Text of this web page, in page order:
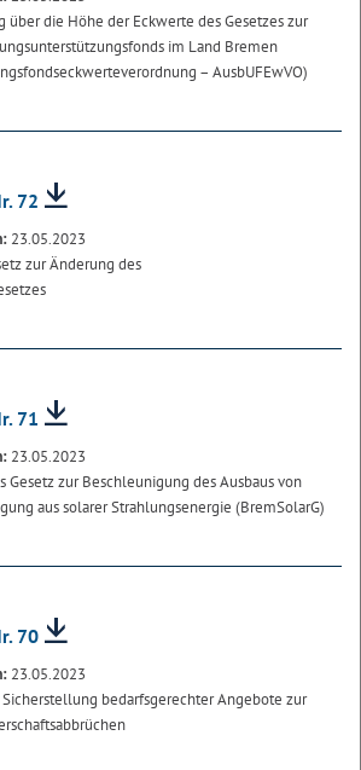
über die Höhe der Eckwerte des Gesetzes zur
im Land Bremen
– AusbUFEwVO)
72
23.05.2023
zur Änderung des
71
23.05.2023
Gesetz zur Beschleunigung des Ausbaus von
aus solarer Strahlungsenergie (BremSolarG)
70
23.05.2023
Sicherstellung bedarfsgerechter Angebote zur